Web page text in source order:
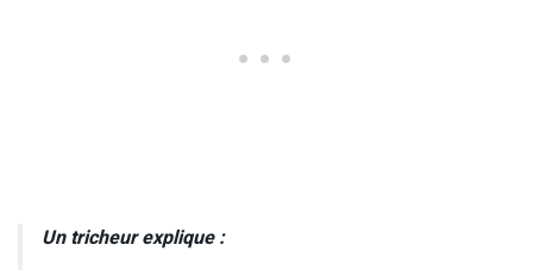
Un tricheur explique :